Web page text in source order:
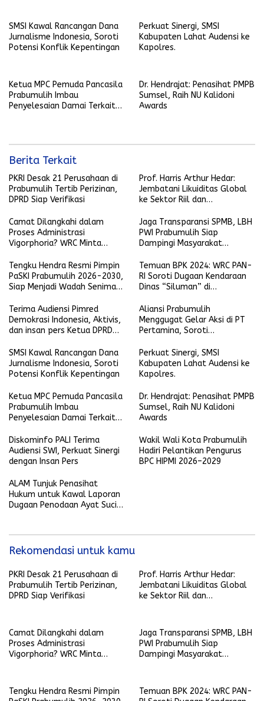
SMSI Kawal Rancangan Dana
Jurnalisme Indonesia, Soroti
Potensi Konflik Kepentingan
Perkuat Sinergi, SMSI
Kabupaten Lahat Audensi ke
Kapolres.
Ketua MPC Pemuda Pancasila
Prabumulih Imbau
Penyelesaian Damai Terkait
Dr. Hendrajat: Penasihat PMPB
Sumsel, Raih NU Kalidoni
Awards
Berita Terkait
PKRI Desak 21 Perusahaan di
Prabumulih Tertib Perizinan,
DPRD Siap Verifikasi
Prof. Harris Arthur Hedar:
Jembatani Likuiditas Global
ke Sektor Riil dan
Komitmen Kawal Ekosistem
PFII
Camat Dilangkahi dalam
Proses Administrasi
Vigorphoria? WRC Minta
Jaga Transparansi SPMB, LBH
PWI Prabumulih Siap
Dampingi Masyarakat
Tengku Hendra Resmi Pimpin
PaSKI Prabumulih 2026-2030,
Siap Menjadi Wadah Seniman
Temuan BPK 2024: WRC PAN-
RI Soroti Dugaan Kendaraan
Dinas “Siluman” di
Prabumulih
Terima Audiensi Pimred
Demokrasi Indonesia, Aktivis,
dan insan pers Ketua DPRD
Regulasi Tenaga Kerja Lokal
Aliansi Prabumulih
Menggugat Gelar Aksi di PT
Pertamina, Soroti
SMSI Kawal Rancangan Dana
Jurnalisme Indonesia, Soroti
Potensi Konflik Kepentingan
Perkuat Sinergi, SMSI
Kabupaten Lahat Audensi ke
Kapolres.
Ketua MPC Pemuda Pancasila
Prabumulih Imbau
Penyelesaian Damai Terkait
Pegawai Wali Kota
Dr. Hendrajat: Penasihat PMPB
Sumsel, Raih NU Kalidoni
Awards
Diskominfo PALI Terima
Audiensi SWI, Perkuat Sinergi
dengan Insan Pers
Wakil Wali Kota Prabumulih
Hadiri Pelantikan Pengurus
BPC HIPMI 2026–2029
ALAM Tunjuk Penasihat
Hukum untuk Kawal Laporan
Dugaan Penodaan Ayat Suci
Rekomendasi untuk kamu
PKRI Desak 21 Perusahaan di
Prabumulih Tertib Perizinan,
DPRD Siap Verifikasi
Prof. Harris Arthur Hedar:
Jembatani Likuiditas Global
ke Sektor Riil dan
PFII
Camat Dilangkahi dalam
Proses Administrasi
Vigorphoria? WRC Minta
Jaga Transparansi SPMB, LBH
PWI Prabumulih Siap
Dampingi Masyarakat
Tengku Hendra Resmi Pimpin
Temuan BPK 2024: WRC PAN-